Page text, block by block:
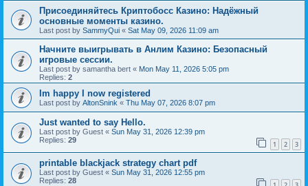
Присоединяйтесь Криптобосс Казино: Надёжный
основные моменты казино.
Last post by SammyQui « Sat May 09, 2026 11:09 am
Начните выигрывать в Анлим Казино: Безопасный
игровые сессии.
Last post by samantha bert « Mon May 11, 2026 5:05 pm
Replies: 2
Im happy I now registered
Last post by AltonSnink « Thu May 07, 2026 8:07 pm
Just wanted to say Hello.
Last post by Guest « Sun May 31, 2026 12:39 pm
Replies: 29 1 2 3
printable blackjack strategy chart pdf
Last post by Guest « Sun May 31, 2026 12:55 pm
Replies: 28